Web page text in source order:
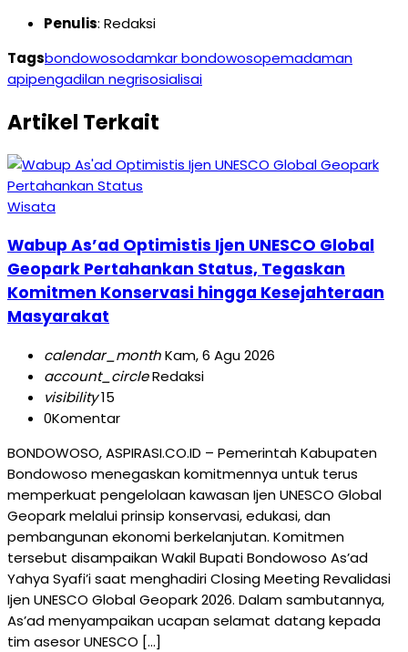
Penulis: Redaksi
Tagsbondowosodamkar bondowosopemadaman
apipengadilan negrisosialisai
Artikel Terkait
Wisata
Wabup As’ad Optimistis Ijen UNESCO Global
Geopark Pertahankan Status, Tegaskan
Komitmen Konservasi hingga Kesejahteraan
Masyarakat
calendar_monthKam, 6 Agu 2026
account_circleRedaksi
visibility15
0Komentar
BONDOWOSO, ASPIRASI.CO.ID – Pemerintah Kabupaten
Bondowoso menegaskan komitmennya untuk terus
memperkuat pengelolaan kawasan Ijen UNESCO Global
Geopark melalui prinsip konservasi, edukasi, dan
pembangunan ekonomi berkelanjutan. Komitmen
tersebut disampaikan Wakil Bupati Bondowoso As’ad
Yahya Syafi’i saat menghadiri Closing Meeting Revalidasi
Ijen UNESCO Global Geopark 2026. Dalam sambutannya,
As’ad menyampaikan ucapan selamat datang kepada
tim asesor UNESCO […]